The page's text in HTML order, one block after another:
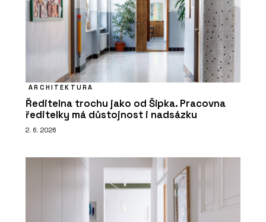
ARCHITEKTURA
Ředitelna trochu jako od Šípka. Pracovna
ředitelky má důstojnost i nadsázku
2. 6. 2026